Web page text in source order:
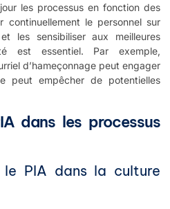
les processus en fonction des
continuellement le personnel sur
les sensibiliser aux meilleures
est essentiel. Par exemple,
d’hameçonnage peut engager
peut empêcher de potentielles
dans les processus
PIA dans la culture